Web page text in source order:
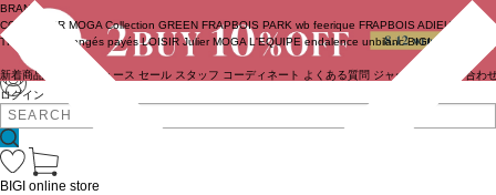
ログイン
BRAND
COUTURIER MOGA Collection GREEN FRAPBOIS PARK wb feerique FRAPBOIS ADIEU
TRISTESSE
congés payés LOISIR Julier MOGA L'EQUIPE endalence unbilanc BIGI online store
新着商品 ニュース セール スタッフ コーディネート よくある質問 ジャーナル お問い合わ
BIGI online store